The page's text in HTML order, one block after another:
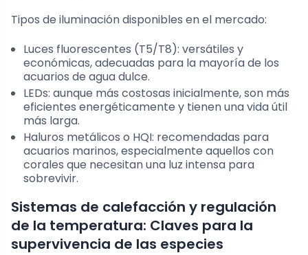
Tipos de iluminación disponibles en el mercado:
Luces fluorescentes (T5/T8): versátiles y
económicas, adecuadas para la mayoría de los
acuarios de agua dulce.
LEDs: aunque más costosas inicialmente, son más
eficientes energéticamente y tienen una vida útil
más larga.
Haluros metálicos o HQI: recomendadas para
acuarios marinos, especialmente aquellos con
corales que necesitan una luz intensa para
sobrevivir.
Sistemas de calefacción y regulación
de la temperatura: Claves para la
supervivencia de las especies